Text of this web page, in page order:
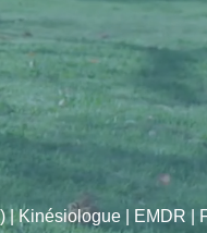
Kinésiologue | EMDR |